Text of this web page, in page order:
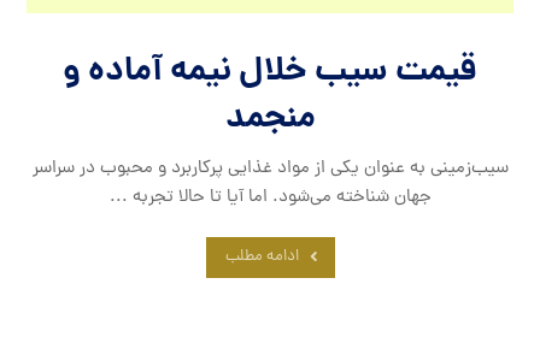
قیمت سیب خلال نیمه آماده و
منجمد
سیب‌زمینی به عنوان یکی از مواد غذایی پرکاربرد و محبوب در سراسر
جهان شناخته می‌شود. اما آیا تا حالا تجربه ...
ادامه مطلب